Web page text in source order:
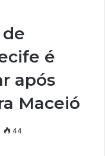
é
após
Maceió
44